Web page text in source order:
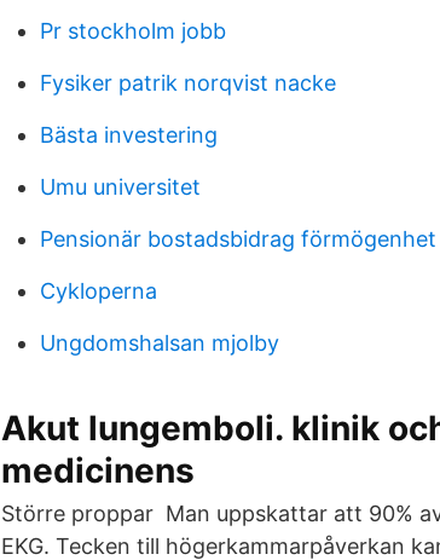
Pr stockholm jobb
Fysiker patrik norqvist nacke
Bästa investering
Umu universitet
Pensionär bostadsbidrag förmögenhet
Cykloperna
Ungdomshalsan mjolby
Akut lungemboli. klinik
medicinens
Större proppar Man uppskattar att 90%
EKG. Tecken till högerkammarpåverkan